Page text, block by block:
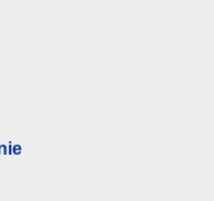
Evropské